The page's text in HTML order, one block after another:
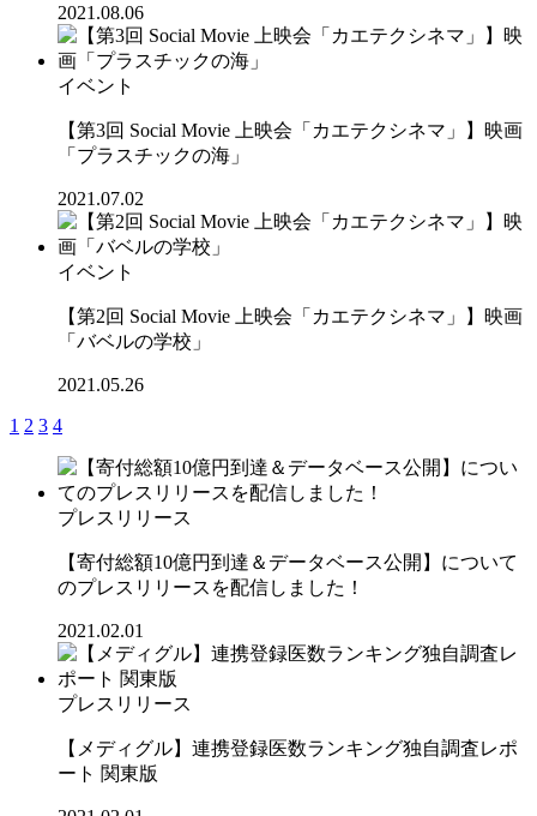
2021.08.06
イベント
【第3回 Social Movie 上映会「カエテクシネマ」】映画
「プラスチックの海」
2021.07.02
イベント
【第2回 Social Movie 上映会「カエテクシネマ」】映画
「バベルの学校」
2021.05.26
1 2 3 4
プレスリリース
【寄付総額10億円到達＆データベース公開】について
のプレスリリースを配信しました！
2021.02.01
プレスリリース
【メディグル】連携登録医数ランキング独⾃調査レポ
ート 関東版